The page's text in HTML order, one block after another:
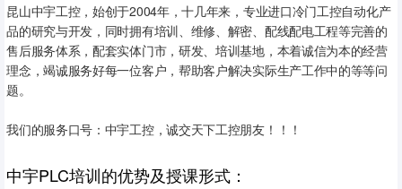
昆山中宇工控，始创于2004年，十几年来，专业进口冷门工控自动化产
品的研究与开发，同时拥有培训、维修、解密、配线配电工程等完善的
售后服务体系，配套实体门市，研发、培训基地，本着诚信为本的经营
理念，竭诚服务好每一位客户，帮助客户解决实际生产工作中的等等问
题。
我们的服务口号：中宇工控，诚交天下工控朋友！！！
中宇PLC培训的优势及授课形式：